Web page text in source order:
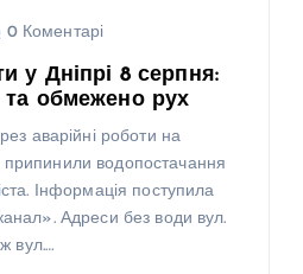
0 Коментарі
у Дніпрі 8 серпня:
обмежено рух
аварійні роботи на
водопостачання
Інформація поступила
Адреси без води вул.
вул.…